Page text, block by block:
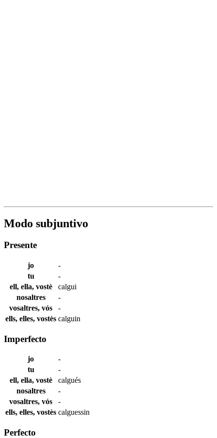
Modo subjuntivo
Presente
jo
-
tu
-
ell, ella, vostè
calgui
nosaltres
-
vosaltres, vós
-
ells, elles, vostès calguin
Imperfecto
jo
-
tu
-
ell, ella, vostè
calgués
nosaltres
-
vosaltres, vós
-
ells, elles, vostès calguessin
Perfecto